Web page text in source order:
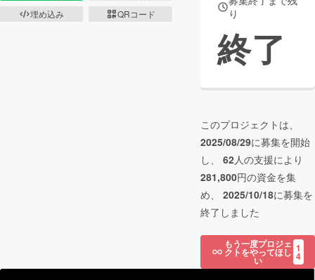
埋め込み
QRコード
り
終了
このプロジェクトは、
2025/08/29に募集を開始
し、 62人の支援により
281,800円の資金を集
め、 2025/10/18に募集を
終了しました
もう一度プロジェ
クトをやってほし
い
1
4